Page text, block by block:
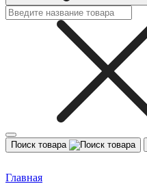
Поиск товара
Главная